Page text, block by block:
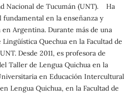
Nacional de Tucumán (UNT). Ha
fundamental en la enseñanza y
Argentina. Durante más de una
Lingüística Quechua en la Facultad de
Desde 2011, es profesora de
Taller de Lengua Quichua en la
en Educación Intercultural
Lengua Quichua, en la Facultad de